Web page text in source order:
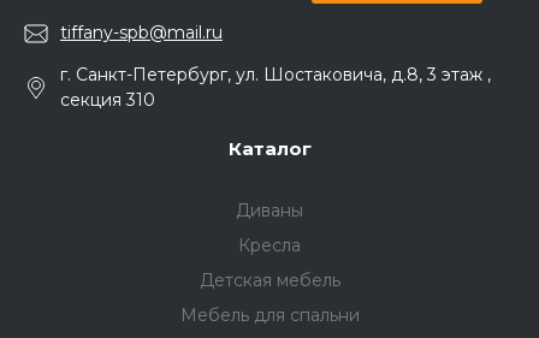
tiffany-spb@mail.ru
г. Санкт-Петербург, ул. Шостаковича, д.8, 3 этаж ,
секция 310
Каталог
Диваны
Кресла
Детская мебель
Мебель для спальни